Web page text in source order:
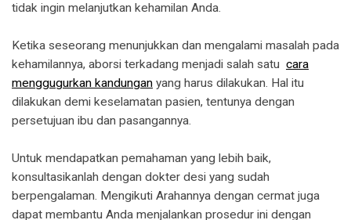
tidak ingin melanjutkan kehamilan Anda.
Ketika seseorang menunjukkan dan mengalami masalah pada
kehamilannya, aborsi terkadang menjadi salah satu cara
menggugurkan kandungan yang harus dilakukan. Hal itu
dilakukan demi keselamatan pasien, tentunya dengan
persetujuan ibu dan pasangannya.
Untuk mendapatkan pemahaman yang lebih baik,
konsultasikanlah dengan dokter desi yang sudah
berpengalaman. Mengikuti Arahannya dengan cermat juga
dapat membantu Anda menjalankan prosedur ini dengan